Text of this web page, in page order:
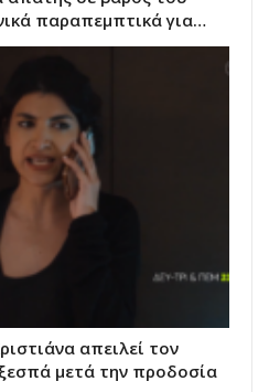
παραπεμπτικά για…
απειλεί τον
μετά την προδοσία